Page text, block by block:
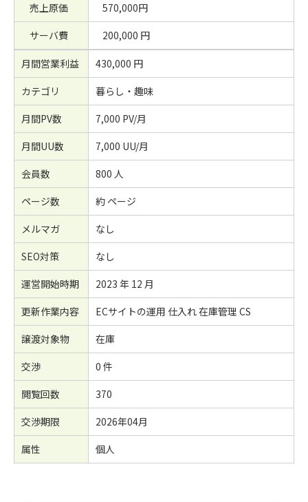
売上原価
570,000円
サーバ費
200,000 円
月間営業利益
430,000 円
カテゴリ
暮らし・趣味
月間PV数
7,000 PV/月
月間UU数
7,000 UU/月
会員数
800 人
ページ数
約 ページ
メルマガ
なし
SEO対策
なし
運営開始時期
2023 年 12 月
更新作業内容
ECサイトの運用 仕入れ 在庫管理 CS
譲渡対象物
在庫
交渉
0 件
閲覧回数
370
交渉期限
2026年04月
属性
個人